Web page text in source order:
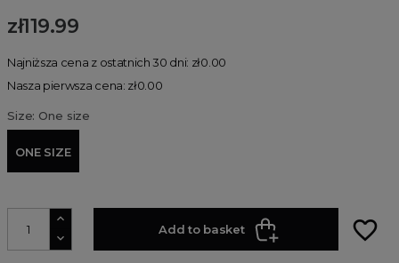
zł119.99
Najniższa cena z ostatnich 30 dni: zł0.00
Nasza pierwsza cena: zł0.00
Size: One size
ONE SIZE
Add to basket favorite_border